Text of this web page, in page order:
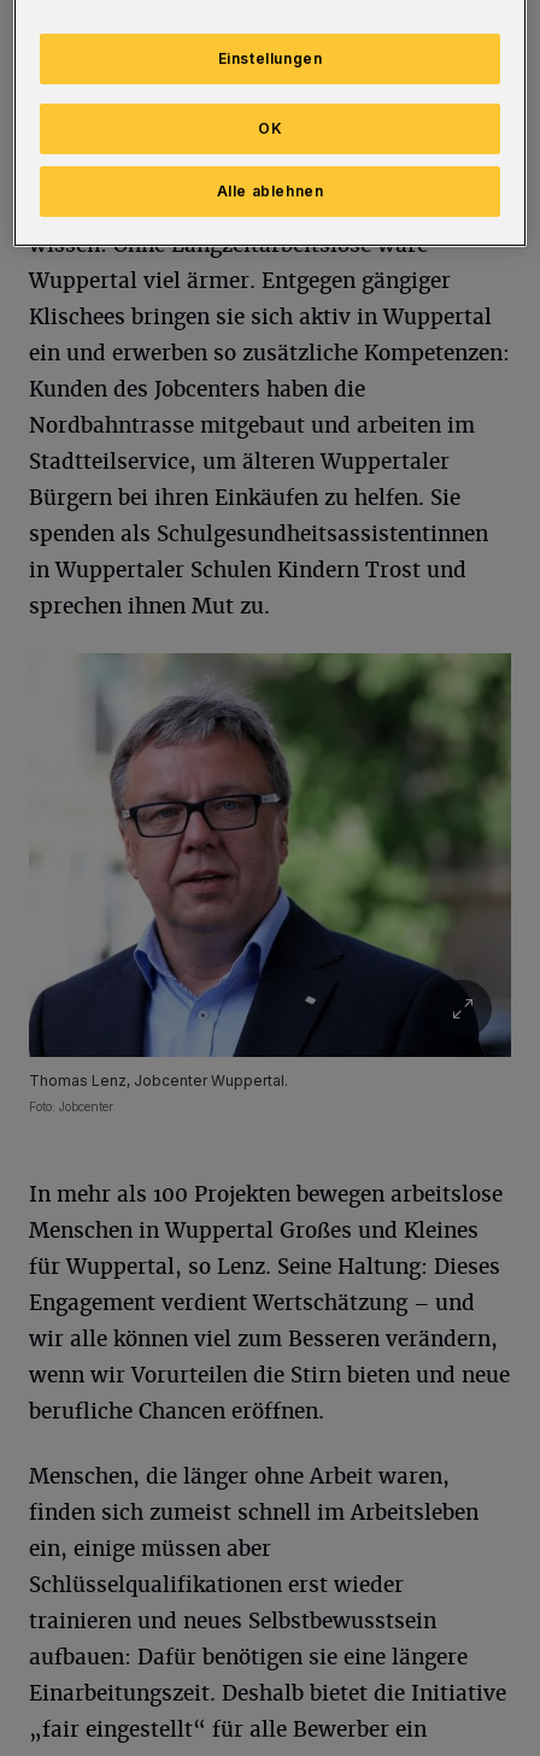
Vorbehalte. Die Initiative ‚fair eingestellt‘ will
auf diesen Teufelskreis aufmerksam machen
und neue Wege für die langfristige berufliche
Integration arbeitsloser Menschen ebnen.“
Denn was Lenz zufolge viele Bürger nicht
wissen: Ohne Langzeitarbeitslose wäre
Wuppertal viel ärmer. Entgegen gängiger
Klischees bringen sie sich aktiv in Wuppertal
ein und erwerben so zusätzliche Kompetenzen:
Kunden des Jobcenters haben die
Nordbahntrasse mitgebaut und arbeiten im
Stadtteilservice, um älteren Wuppertaler
Bürgern bei ihren Einkäufen zu helfen. Sie
spenden als Schulgesundheitsassistentinnen
in Wuppertaler Schulen Kindern Trost und
sprechen ihnen Mut zu.
Thomas Lenz, Jobcenter Wuppertal.
Foto: Jobcenter
In mehr als 100 Projekten bewegen arbeitslose
Menschen in Wuppertal Großes und Kleines
für Wuppertal, so Lenz. Seine Haltung: Dieses
Engagement verdient Wertschätzung – und
wir alle können viel zum Besseren verändern,
wenn wir Vorurteilen die Stirn bieten und neue
berufliche Chancen eröffnen.
Menschen, die länger ohne Arbeit waren,
finden sich zumeist schnell im Arbeitsleben
ein, einige müssen aber
Schlüsselqualifikationen erst wieder
trainieren und neues Selbstbewusstsein
aufbauen: Dafür benötigen sie eine längere
Einarbeitungszeit. Deshalb bietet die Initiative
„fair eingestellt“ für alle Bewerber ein
Einstellungen
Alle ablehnen
OK